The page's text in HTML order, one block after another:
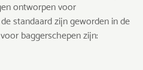
ontworpen voor
standaard zijn geworden in de
baggerschepen zijn: